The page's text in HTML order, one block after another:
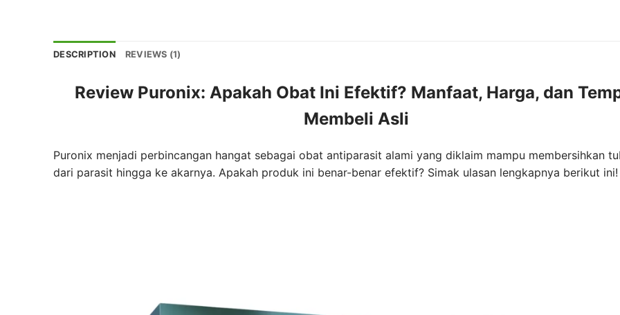
DESCRIPTION REVIEWS (1)
Review Puronix: Apakah Obat Ini Efektif? Manfaat, Harga, dan
Membeli Asli
Puronix menjadi perbincangan hangat sebagai obat antiparasit alami yang diklaim mampu membersihkan
dari parasit hingga ke akarnya. Apakah produk ini benar-benar efektif? Simak ulasan lengkapnya berikut ini!